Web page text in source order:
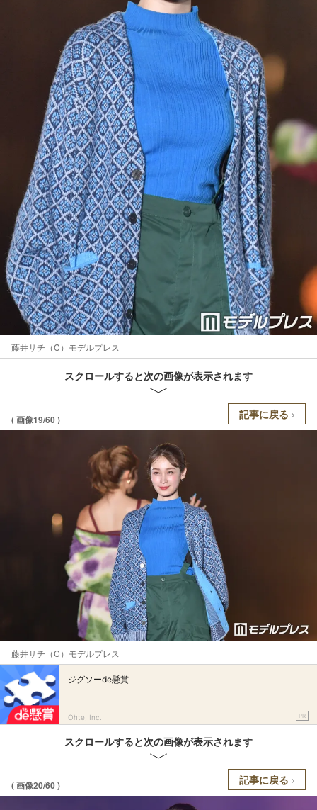
藤井サチ（C）モデルプレス
スクロールすると次の画像が表示されます
( 画像19/60 ) 記事に戻る
藤井サチ（C）モデルプレス
ジグソーde懸賞
Ohte, Inc. PR
スクロールすると次の画像が表示されます
( 画像20/60 ) 記事に戻る